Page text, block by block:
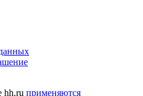
hh.ru применяются